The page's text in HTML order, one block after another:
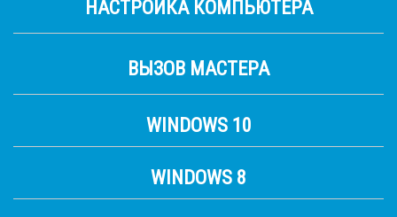
НАСТРОЙКА КОМПЬЮТЕРА
ВЫЗОВ МАСТЕРА
WINDOWS 10
WINDOWS 8